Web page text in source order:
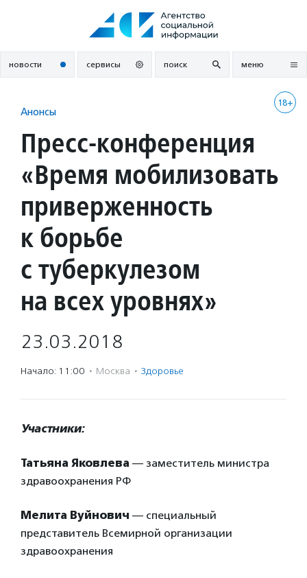
новости сервисы поиск меню
18+
Анонсы
Пресс-конференция
«Время мобилизовать
приверженность
к борьбе
с туберкулезом
на всех уровнях»
23.03.2018
Начало: 11:00 · Москва · Здоровье
Участники:
Татьяна Яковлева — заместитель министра
здравоохранения РФ
Мелита Вуйнович — специальный
представитель Всемирной организации
здравоохранения